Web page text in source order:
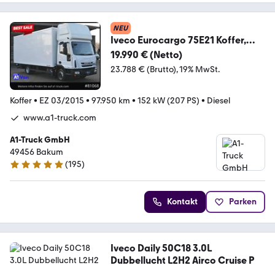
NEU
Iveco Eurocargo 75E21 Koffer,
Topsleeper, Luftfederung
19.990 € (Netto)
23.788 € (Brutto) 19% MwSt.
Koffer• EZ 03/2015 • 97.950 km • 152 kW (207 PS) • Diesel
www.a1-truck.com
A1-Truck GmbH
49456 Bakum
4.8 Sterne
(195)
Kontakt Parken
Iveco Daily 50C18 3.0L
Dubbellucht L2H2 Airco Cruise P